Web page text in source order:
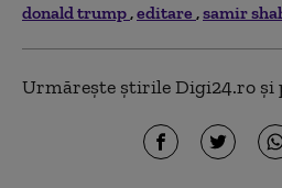
donald trump editare samir
Urmărește știrile Digi24.ro și